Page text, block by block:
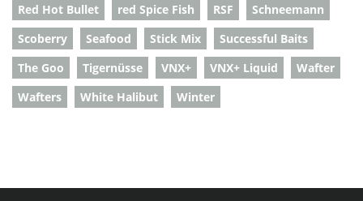
Red Hot Bullet
red Spice Fish RSF
Schneemann
Scoberry
Seafood Stick Mix
Successful Baits
The Goo
Tigernüsse VNX+ VNX+ Liquid
Wafter
Wafters
White Halibut Winter